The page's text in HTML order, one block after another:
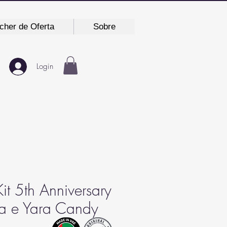
de Oferta Sobre
Login
5th Anniversary
e Yara Candy